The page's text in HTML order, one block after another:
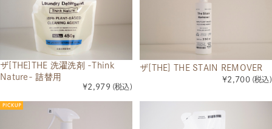
ザ[THE]THE 洗濯洗剤 -Think
Nature- 詰替用
¥2,979 (税込)
ザ[THE] THE STAIN REMOVER
¥2,700 (税込)